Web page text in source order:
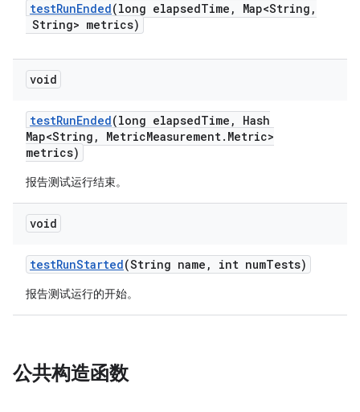
testRunEnded(long elapsedTime , Map<String ,
String> metrics)
void
testRunEnded(long elapsedTime ,
Hash
Map<String , MetricMeasurement. Metric>
metrics)
报告测试运行结束。
void
testRunStarted(String name , int numTests)
报告测试运行的开始。
公共构造函数